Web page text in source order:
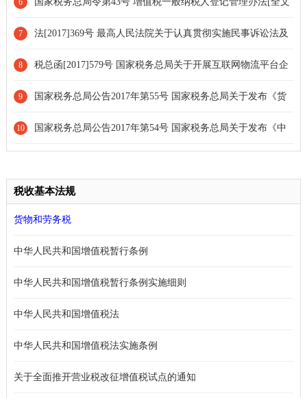
6
废止]
7 法[2017]369号 最高人民法院关于认真贯彻实施民事诉讼法及
相关司法解释有关规定的通知
8 税总函[2017]579号 国家税务总局关于开展互联网物流平台企
业代开增值税专用发票试点工作的通知[全文废止]
9 国家税务总局公告2017年第55号 国家税务总局关于发布《货
物运输业小规模纳税人申请代开增值税专用发票管理办法》的公告
10 国家税务总局公告2017年第54号 国家税务总局关于发布《中
公告[部分废止]
税收基本法规
货物和劳务税
中华人民共和国增值税暂行条例
中华人民共和国增值税暂行条例实施细则
中华人民共和国增值税法
中华人民共和国增值税法实施条例
关于全面推开营业税改征增值税试点的通知